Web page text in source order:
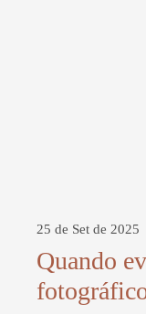
25 de Set de 2025
Quando